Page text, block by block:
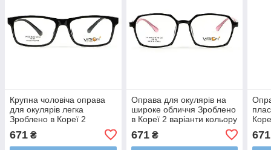
Крупна чоловіча оправа
для окулярів легка
Зроблено в Кореї 2
671 ₴
Оправа для окулярів на
широке обличчя Зроблено
в Кореї 2 варіанти кольору
671₴ 671